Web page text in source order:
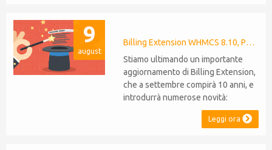
recentemente rilasciato WHMCS
8.11, che introduce il supporto a
PHP 8.2. Questo non modifica il...
9
august
Billing Extension WHMCS 8.10, PHP 8.1
Stiamo ultimando un importante
aggiornamento di Billing Extension,
che a settembre compirà 10 anni, e
introdurrà numerose novità:
Supporto WHMCS 8.10: il modulo
sarà compatibile con WHMCS 8.10,
Leggi ora